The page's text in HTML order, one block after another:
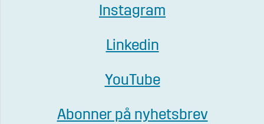
Instagram
Linkedin
YouTube
Abonner på nyhetsbrev